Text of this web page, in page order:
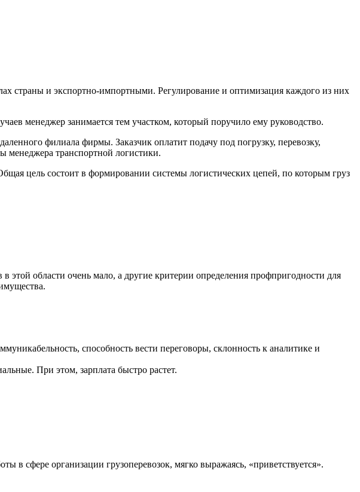
страны и экспортно-импортными. Регулирование и оптимизация каждого из них
менеджер занимается тем участком, который поручило ему руководство.
филиала фирмы. Заказчик оплатит подачу под погрузку, перевозку,
менеджера транспортной логистики.
цель состоит в формировании системы логистических цепей, по которым груз
области очень мало, а другие критерии определения профпригодности для
способность вести переговоры, склонность к аналитике и
При этом, зарплата быстро растет.
в сфере организации грузоперевозок, мягко выражаясь, «приветствуется».